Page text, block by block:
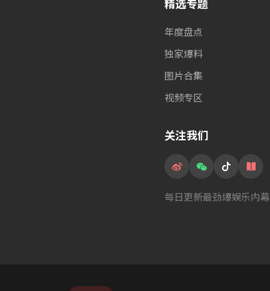
精选专题
年度盘点
独家爆料
图片合集
视频专区
关注我们
每日更新最劲爆娱乐内幕